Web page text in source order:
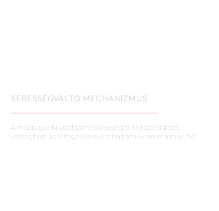
SEBESSÉGVÁLTÓ MECHANIZMUS
A műtrágya kijuttatási mennyiségét korszerűsített,
vastagított acél fogaskerekes hajtóművekkel állítják be.